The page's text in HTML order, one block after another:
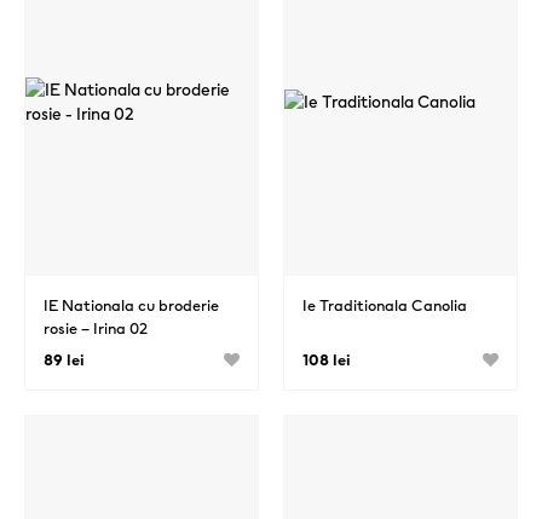
IE Nationala cu broderie
rosie – Irina 02
89 lei
Ie Traditionala Canolia
108 lei